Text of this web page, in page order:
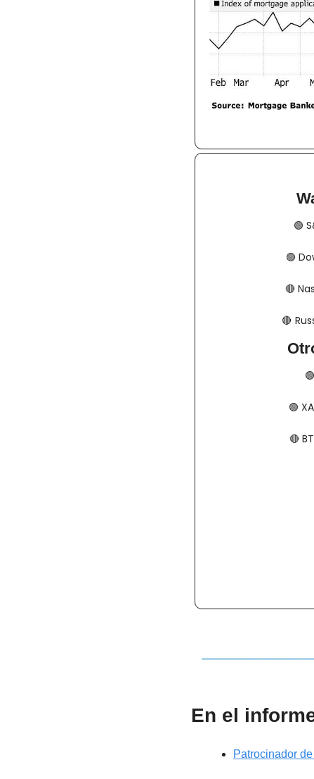
🟢
🟢
🔴
🔴
🟢
🟢
🔴
En el
Patrocinador